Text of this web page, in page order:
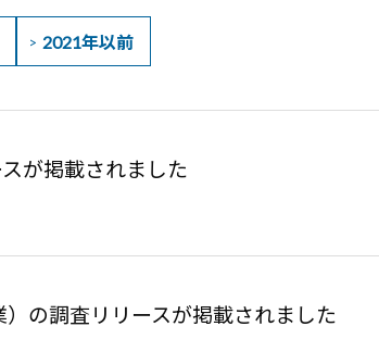
2021年以前
が掲載されました
の調査リリースが掲載されました